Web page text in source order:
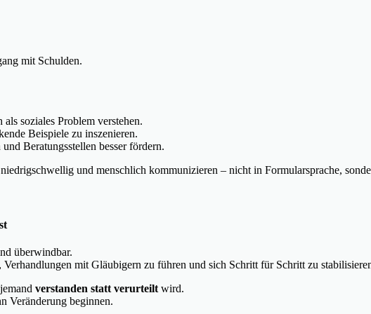
mit Schulden.
soziales Problem verstehen.
Beispiele zu inszenieren.
Beratungsstellen besser fördern.
und menschlich kommunizieren – nicht in Formularsprache,
überwindbar.
mit Gläubigern zu führen und sich Schritt für Schritt zu
verstanden statt verurteilt wird.
Veränderung beginnen.